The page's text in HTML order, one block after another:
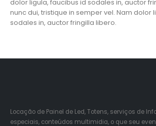
dolor ligula, faucibus id sodales in, auctor
nunc dui, tristique in semper vel. Nam dolor
sodales in, auctor fringilla libero.
Locação de Painel de Led, Totens, serviços de
especiais, conteúdos multimidia, o que seu